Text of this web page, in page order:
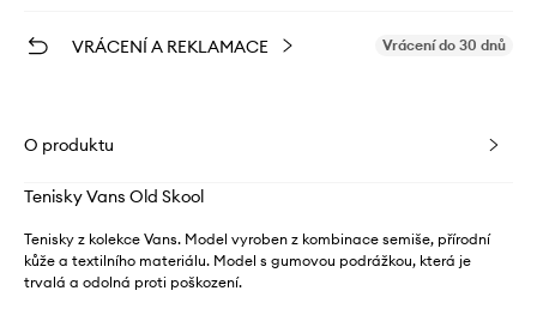
VRÁCENÍ A REKLAMACE Vrácení do 30 dnů
O produktu
Tenisky Vans Old Skool
Tenisky z kolekce Vans. Model vyroben z kombinace semiše, přírodní
kůže a textilního materiálu. Model s gumovou podrážkou, která je
trvalá a odolná proti poškození.